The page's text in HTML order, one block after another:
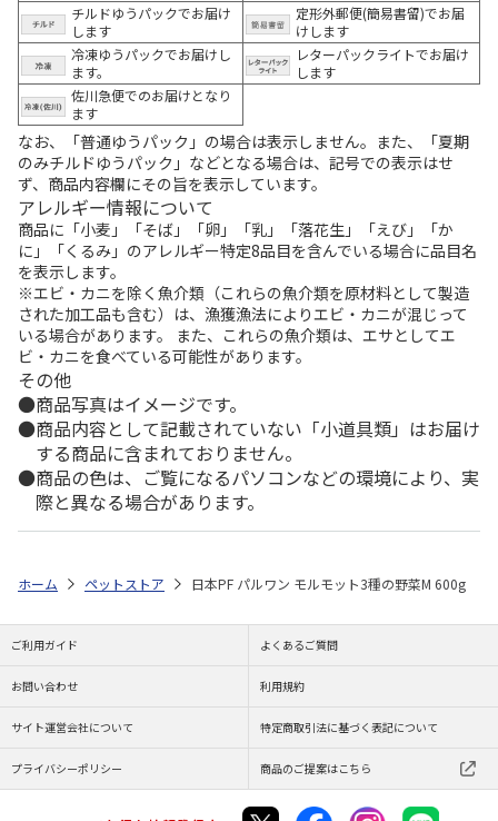
チルドゆうパックでお届け
します
定形外郵便(簡易書留)でお届
けします
冷凍ゆうパックでお届けし
ます。
レターパックライトでお届け
します
佐川急便でのお届けとなり
ます
なお、「普通ゆうパック」の場合は表示しません。また、「夏期
のみチルドゆうパック」などとなる場合は、記号での表示はせ
ず、商品内容欄にその旨を表示しています。
アレルギー情報について
商品に「小麦」「そば」「卵」「乳」「落花生」「えび」「か
に」「くるみ」のアレルギー特定8品目を含んでいる場合に品目名
を表示します。
※エビ・カニを除く魚介類（これらの魚介類を原材料として製造
された加工品も含む）は、漁獲漁法によりエビ・カニが混じって
いる場合があります。 また、これらの魚介類は、エサとしてエ
ビ・カニを食べている可能性があります。
その他
商品写真はイメージです。
商品内容として記載されていない「小道具類」はお届け
する商品に含まれておりません。
商品の色は、ご覧になるパソコンなどの環境により、実
際と異なる場合があります。
ホーム ペットストア 日本PF パルワン モルモット3種の野菜M 600g
ご利用ガイド よくあるご質問
お問い合わせ 利用規約
サイト運営会社について 特定商取引法に基づく表記について
プライバシーポリシー 商品のご提案はこちら